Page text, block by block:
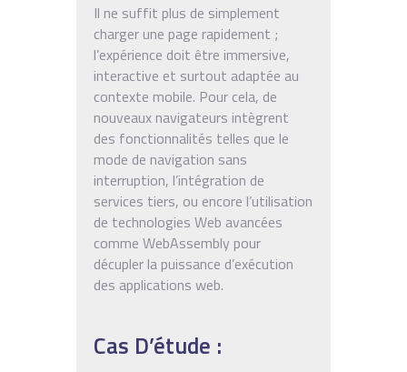
Il ne suffit plus de simplement
charger une page rapidement ;
l’expérience doit être immersive,
interactive et surtout adaptée au
contexte mobile. Pour cela, de
nouveaux navigateurs intègrent
des fonctionnalités telles que le
mode de navigation sans
interruption, l’intégration de
services tiers, ou encore l’utilisation
de technologies Web avancées
comme WebAssembly pour
décupler la puissance d’exécution
des applications web.
Cas D’étude :